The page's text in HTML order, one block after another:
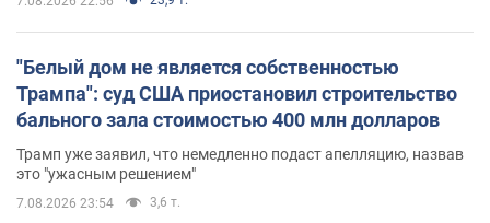
"Белый дом не является собственностью
Трампа": суд США приостановил строительство
бального зала стоимостью 400 млн долларов
Трамп уже заявил, что немедленно подаст апелляцию, назвав
это "ужасным решением"
7.08.2026 23:54 3,6 т.